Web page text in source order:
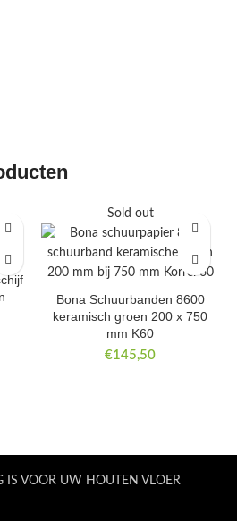
Sold out
Bona Schuurbanden 8600
keramisch groen 200 x 750
mm K60
€145,50
IS VOOR UW HOUTEN VLOER